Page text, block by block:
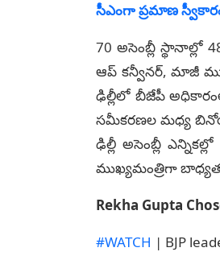
సీఎంగా ప్రమాణ
70 అసెంబ్లీ
ఆప్‌ కన్వీనర్‌, మాజీ
ఢిల్లీలో బీజేపీ
సమీకరణల మధ్య బినోయ్‌
ఢిల్లీ అసెంబ్లీ
ముఖ్యమంత్రిగా
Rekha Gupta
#WATCH | BJP